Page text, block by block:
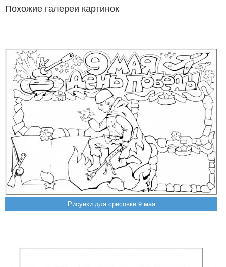
Похожие галереи картинок
Рисунки для срисовки 9 мая